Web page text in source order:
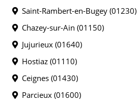
Saint-Rambert-en-Bugey (01230)
Chazey-sur-Ain (01150)
Jujurieux (01640)
Hostiaz (01110)
Ceignes (01430)
Parcieux (01600)